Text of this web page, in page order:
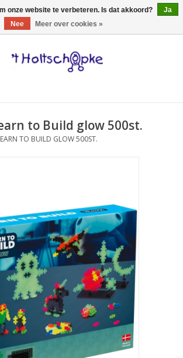
0 Artikelen - €0,00
to Build glow 500st.
TO BUILD GLOW 500ST.
onze website te verbeteren. Is dat akkoord?
Ja
Nee
Meer over cookies »